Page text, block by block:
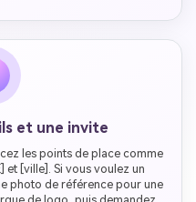
et une invite
les points de place comme
et [ville]. Si vous voulez un
photo de référence pour une